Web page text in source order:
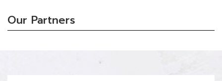
Our Partners